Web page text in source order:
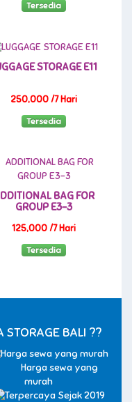
Tersedia
STORAGE E11
250,000 /7 Hari
Tersedia
BAG FOR
GROUP E3-3
125,000 /7 Hari
Tersedia
BALI ??
Harga sewa yang
murah